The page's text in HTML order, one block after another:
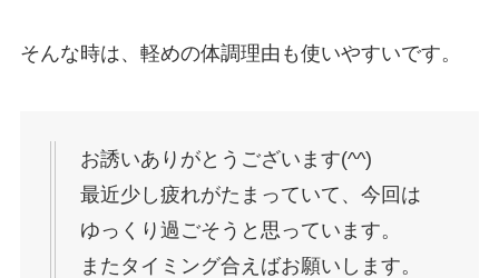
そんな時は、軽めの体調理由も使いやすいです。
お誘いありがとうございます(^^)
最近少し疲れがたまっていて、今回は
ゆっくり過ごそうと思っています。
またタイミング合えばお願いします。